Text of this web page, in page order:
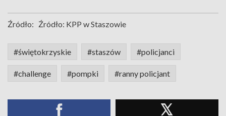
Źródło: Źródło: KPP w Staszowie
#świętokrzyskie #staszów #policjanci
#challenge #pompki #ranny policjant